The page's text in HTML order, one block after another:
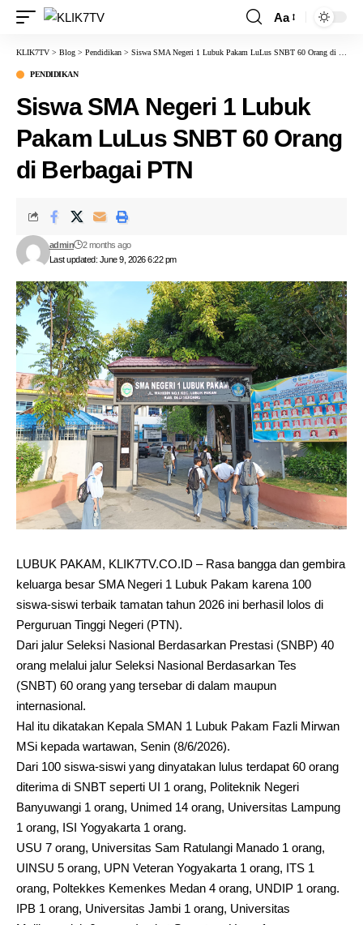
Aa
KLIK7TV > Blog > Pendidikan > Siswa SMA Negeri 1 Lubuk Pakam LuLus SNBT 60 Orang di Berbagai PTN
PENDIDIKAN
Siswa SMA Negeri 1 Lubuk
Pakam LuLus SNBT 60 Orang
di Berbagai PTN
Last updated: June 9, 2026 6:22 pm
admin 2 months ago
LUBUK PAKAM, KLIK7TV.CO.ID – Rasa bangga dan gembira
keluarga besar SMA Negeri 1 Lubuk Pakam karena 100
siswa-siswi terbaik tamatan tahun 2026 ini berhasil lolos di
Perguruan Tinggi Negeri (PTN).
Dari jalur Seleksi Nasional Berdasarkan Prestasi (SNBP) 40
orang melalui jalur Seleksi Nasional Berdasarkan Tes
(SNBT) 60 orang yang tersebar di dalam maupun
internasional.
Hal itu dikatakan Kepala SMAN 1 Lubuk Pakam Fazli Mirwan
MSi kepada wartawan, Senin (8/6/2026).
Dari 100 siswa-siswi yang dinyatakan lulus terdapat 60 orang
diterima di SNBT seperti UI 1 orang, Politeknik Negeri
Banyuwangi 1 orang, Unimed 14 orang, Universitas Lampung
1 orang, ISI Yogyakarta 1 orang.
USU 7 orang, Universitas Sam Ratulangi Manado 1 orang,
UINSU 5 orang, UPN Veteran Yogyakarta 1 orang, ITS 1
orang, Poltekkes Kemenkes Medan 4 orang, UNDIP 1 orang.
IPB 1 orang, Universitas Jambi 1 orang, Universitas